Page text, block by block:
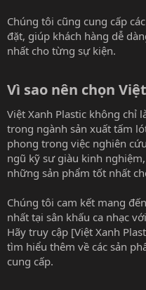
Chúng tôi cũng cung cấp
đặt, giúp khách hàng dễ
nhất cho từng sự kiện.
Vì sao nên chọn
Việt Xanh Plastic không chỉ
trong ngành sản xuất tấm
phong trong việc nghiên
ngũ kỹ sư giàu kinh
những sản phẩm tốt nhất
Chúng tôi cam kết mang
nhất tại sân khấu ca nhạc
Hãy truy cập [Việt Xanh
tìm hiểu thêm về các sản
cung cấp.